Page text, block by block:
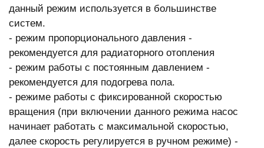
данный режим используется в большинстве
систем.
- режим пропорционального давления -
рекомендуется для радиаторного отопления
- режим работы с постоянным давлением -
рекомендуется для подогрева пола.
- режиме работы с фиксированной скоростью
вращения (при включении данного режима насос
начинает работать с максимальной скоростью,
далее скорость регулируется в ручном режиме) -